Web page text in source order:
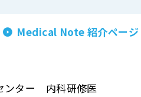
Medical Note 紹介ページ
ンター 内科研修医